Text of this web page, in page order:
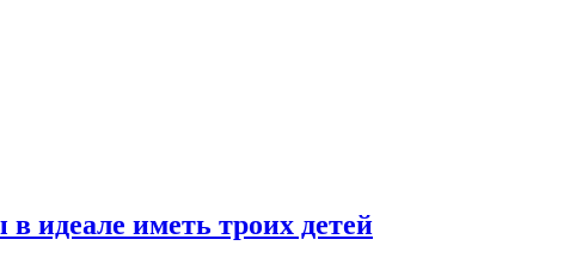
идеале иметь троих детей